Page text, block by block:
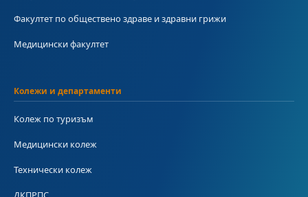
Факултет по обществено здраве и здравни грижи
Медицински факултет
Колежи и департаменти
Колеж по туризъм
Медицински колеж
Технически колеж